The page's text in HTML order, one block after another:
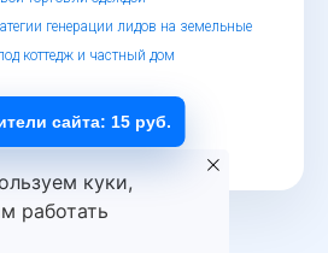
генерации лидов на земельные
коттедж и частный дом
номеров, 2019 - 2026
персональных данных
куки,
работать
сайта: 15 руб.